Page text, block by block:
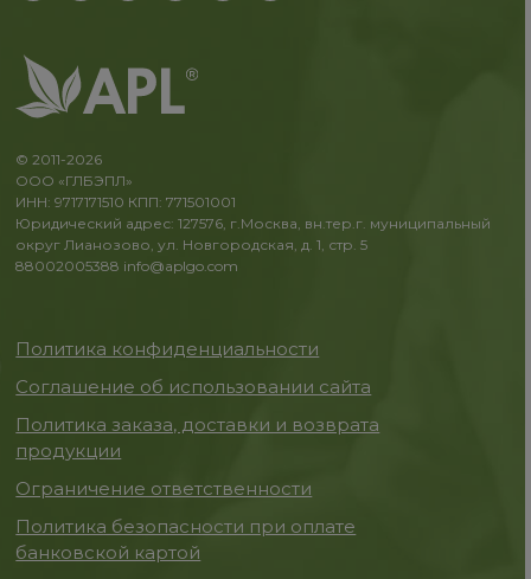
© 2011-2026
ООО «ГЛБЭПЛ»
ИНН: 9717171510 КПП: 771501001
Юридический адрес: 127576, г.Москва, вн.тер.г. муниципальный
округ Лианозово, ул. Новгородская, д. 1, стр. 5
88002005388 info@aplgo.com
Политика конфиденциальности
Соглашение об использовании сайта
Политика заказа, доставки и возврата
продукции
Ограничение ответственности
Политика безопасности при оплате
банковской картой